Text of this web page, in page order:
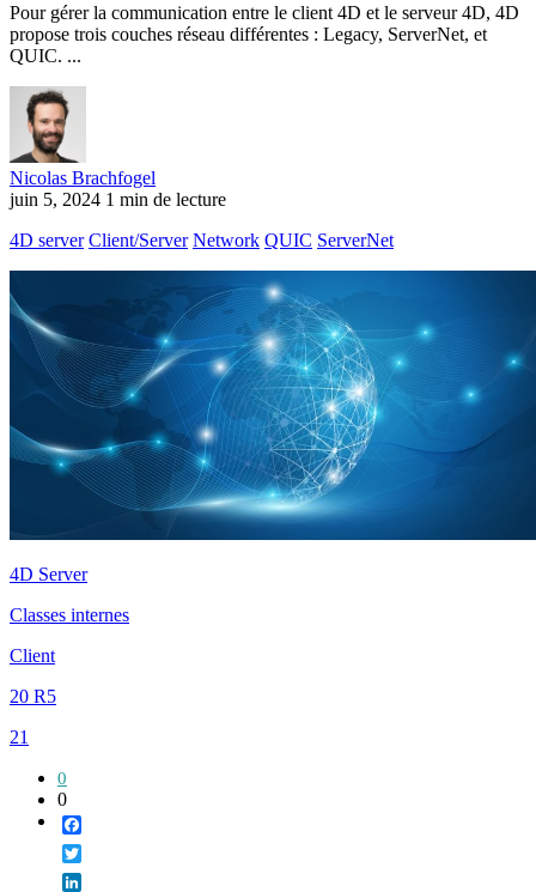
Pour gérer la communication entre le client 4D et le serveur 4D, 4D
propose trois couches réseau différentes : Legacy, ServerNet, et
QUIC. ...
Nicolas Brachfogel
juin 5, 2024 1 min de lecture
4D server Client/Server Network QUIC ServerNet
4D Server
Classes internes
Client
20 R5
21
0
0